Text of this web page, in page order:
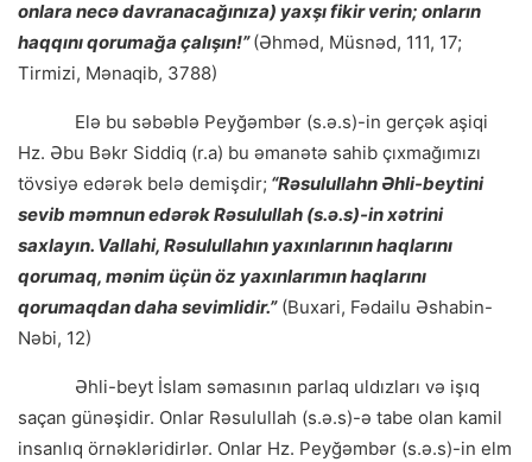
onlara necə davranacağınıza) yaxşı fikir verin; onların
haqqını qorumağa çalışın!”(Əhməd, Müsnəd, 111, 17;
Tirmizi, Mənaqib, 3788)
Elə bu səbəblə Peyğəmbər (s.ə.s)-in gerçək aşiqi
Hz. Əbu Bəkr Siddiq (r.a) bu əmanətə sahib çıxmağımızı
tövsiyə edərək belə demişdir; “Rəsulullahn Əhli-beytini
sevib məmnun edərək Rəsulullah (s.ə.s)-in xətrini
saxlayın. Vallahi, Rəsulullahın yaxınlarının haqlarını
qorumaq, mənim üçün öz yaxınlarımın haqlarını
qorumaqdan daha sevimlidir.”(Buxari, Fədailu Əshabin-
Nəbi, 12)
Əhli-beyt İslam səmasının parlaq uldızları və işıq
saçan günəşidir. Onlar Rəsulullah (s.ə.s)-ə tabe olan kamil
insanlıq örnəkləridirlər. Onlar Hz. Peyğəmbər (s.ə.s)-in elm